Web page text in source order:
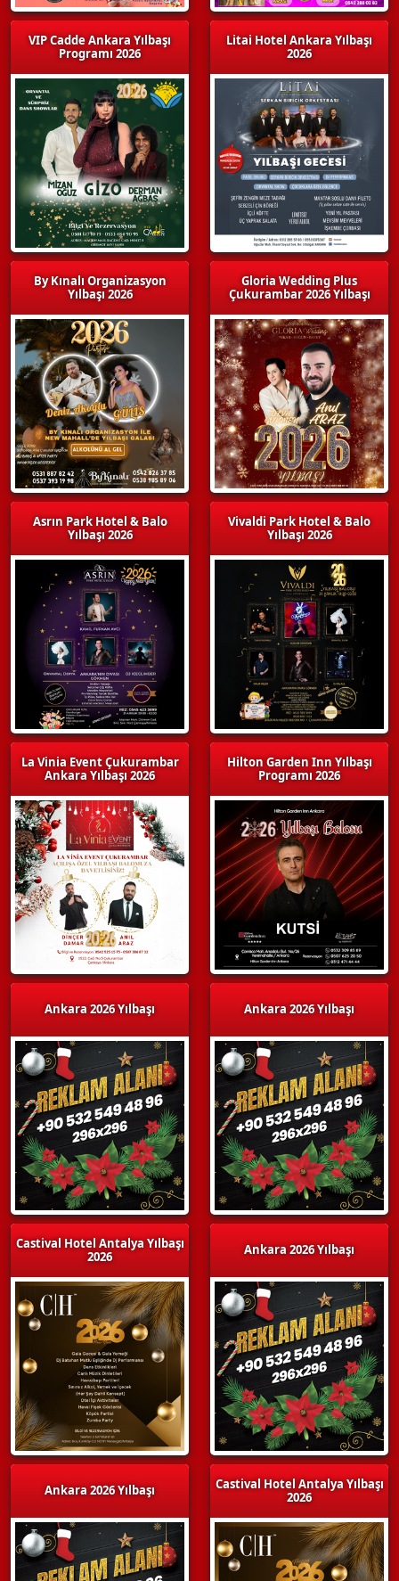
VIP Cadde Ankara Yılbaşı
Programı 2026
By Kınalı Organizasyon
Yılbaşı 2026
Asrın Park Hotel & Balo
Yılbaşı 2026
La Vinia Event Çukurambar
Ankara Yılbaşı 2026
Ankara 2026 Yılbaşı
Castival Hotel Antalya Yılbaşı
2026
Ankara 2026 Yılbaşı
Litai Hotel Ankara Yılbaşı
2026
Gloria Wedding Plus
Çukurambar 2026 Yılbaşı
Vivaldi Park Hotel & Balo
Yılbaşı 2026
Hilton Garden Inn Yılbaşı
Programı 2026
Ankara 2026 Yılbaşı
Ankara 2026 Yılbaşı
Castival Hotel Antalya Yılbaşı
2026